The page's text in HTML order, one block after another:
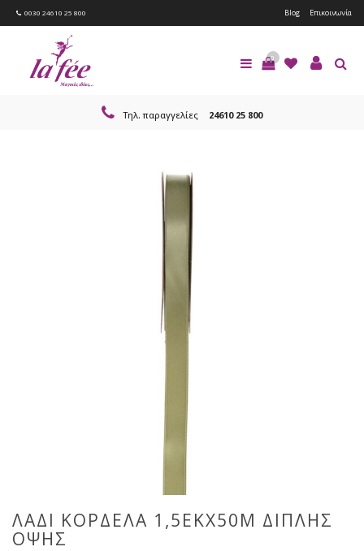
0030 24610 25 800 Blog Επικοινωνία
0
Τηλ. παραγγελίες 24610 25 800
ΛΑΔΙ ΚΟΡΔΕΛΑ 1,5ΕΚΧ50Μ ΔΙΠΛΗΣ
ΟΨΗΣ